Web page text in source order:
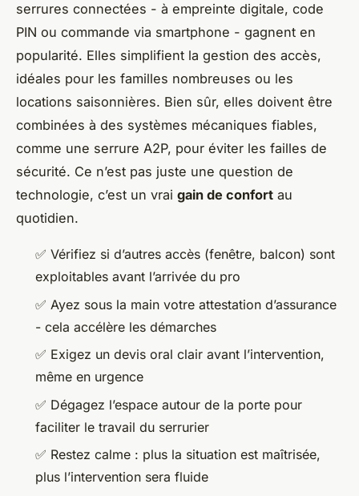
serrures connectées - à empreinte digitale, code
PIN ou commande via smartphone - gagnent en
popularité. Elles simplifient la gestion des accès,
idéales pour les familles nombreuses ou les
locations saisonnières. Bien sûr, elles doivent être
combinées à des systèmes mécaniques fiables,
comme une serrure A2P, pour éviter les failles de
sécurité. Ce n’est pas juste une question de
technologie, c’est un vrai gain de confort au
quotidien.
✅ Vérifiez si d’autres accès (fenêtre, balcon) sont
exploitables avant l’arrivée du pro
✅ Ayez sous la main votre attestation d’assurance
- cela accélère les démarches
✅ Exigez un devis oral clair avant l’intervention,
même en urgence
✅ Dégagez l’espace autour de la porte pour
faciliter le travail du serrurier
✅ Restez calme : plus la situation est maîtrisée,
plus l’intervention sera fluide